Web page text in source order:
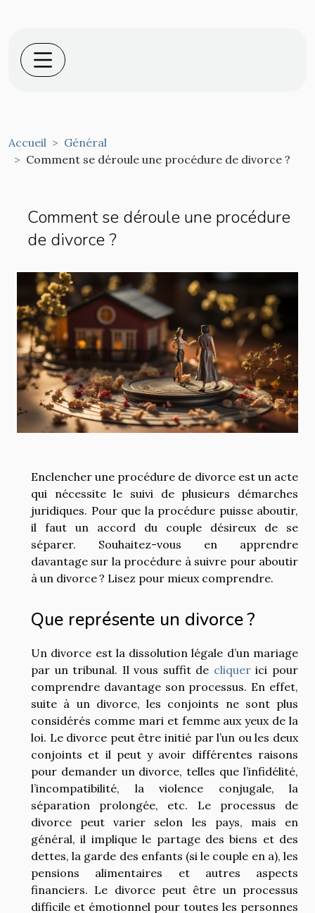
Accueil
Général
Comment se déroule une procédure de divorce ?
Comment se déroule une procédure
de divorce ?
Enclencher une procédure de divorce est un acte
qui nécessite le suivi de plusieurs démarches
juridiques. Pour que la procédure puisse aboutir,
il faut un accord du couple désireux de se
séparer. Souhaitez-vous en apprendre
davantage sur la procédure à suivre pour aboutir
à un divorce ? Lisez pour mieux comprendre.
Que représente un divorce ?
Un divorce est la dissolution légale d’un mariage
par un tribunal. Il vous suffit de cliquerici pour
comprendre davantage son processus. En effet,
suite à un divorce, les conjoints ne sont plus
considérés comme mari et femme aux yeux de la
loi. Le divorce peut être initié par l’un ou les deux
conjoints et il peut y avoir différentes raisons
pour demander un divorce, telles que l’infidélité,
l’incompatibilité, la violence conjugale, la
séparation prolongée, etc. Le processus de
divorce peut varier selon les pays, mais en
général, il implique le partage des biens et des
dettes, la garde des enfants (si le couple en a), les
pensions alimentaires et autres aspects
financiers. Le divorce peut être un processus
difficile et émotionnel pour toutes les personnes